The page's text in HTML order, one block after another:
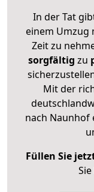
In der Tat
einem Umzug
Zeit zu
sorgfältig zu
Mit der
nach
Füllen Sie